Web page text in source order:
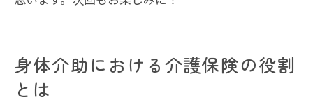
身体介助における介護保険の役割
とは